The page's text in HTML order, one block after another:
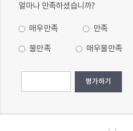
얼마나 만족하셨습니까?
매우만족 만족
불만족 매우불만족